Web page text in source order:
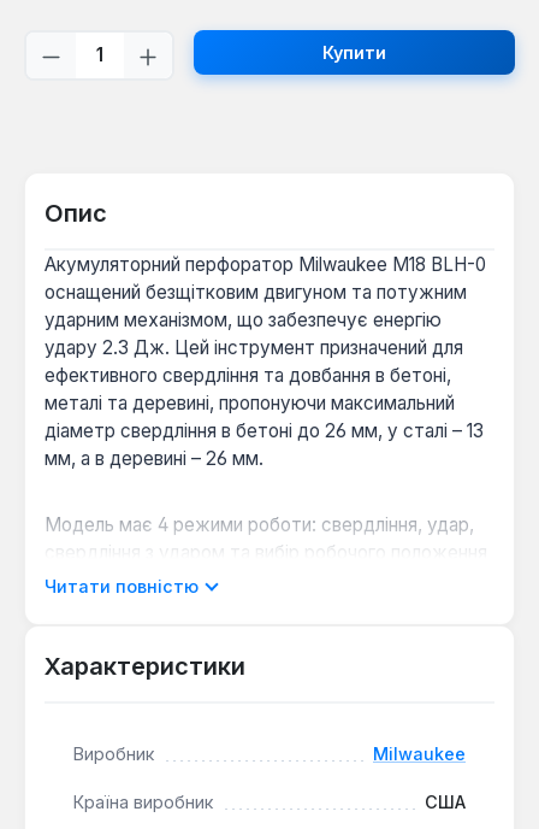
Кількість товару: Введіть потрібну
Купити
Опис
Акумуляторний перфоратор Milwaukee M18 BLH-0
оснащений безщітковим двигуном та потужним
ударним механізмом, що забезпечує енергію
удару 2.3 Дж. Цей інструмент призначений для
ефективного свердління та довбання в бетоні,
металі та деревині, пропонуючи максимальний
діаметр свердління в бетоні до 26 мм, у сталі – 13
мм, а в деревині – 26 мм.
Модель має 4 режими роботи: свердління, удар,
свердління з ударом та вибір робочого положення
долота (Variolock), що забезпечує максимальну
оснащення. Перфоратор працює від акумулятора
забезпечує гнучкість у використанні. Повністю
оптимальну посадку шестерень та збільшує
Читати повністю
Характеристики
Виробник Milwaukee
Країна виробник США